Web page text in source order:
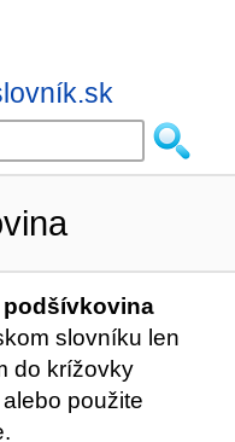
podšívkovina
slovníku len
do krížovky
použite